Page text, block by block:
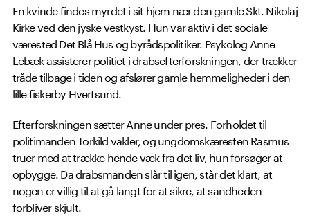
En kvinde findes myrdet i sit hjem nær den gamle Skt. Nikolaj
Kirke ved den jyske vestkyst. Hun var aktiv i det sociale
værested Det Blå Hus og byrådspolitiker. Psykolog Anne
Lebæk assisterer politiet i drabsefterforskningen, der trækker
tråde tilbage i tiden og afslører gamle hemmeligheder i den
lille fiskerby Hvertsund.
Efterforskningen sætter Anne under pres. Forholdet til
politimanden Torkild vakler, og ungdomskæresten Rasmus
truer med at trække hende væk fra det liv, hun forsøger at
opbygge. Da drabsmanden slår til igen, står det klart, at
nogen er villig til at gå langt for at sikre, at sandheden
forbliver skjult.